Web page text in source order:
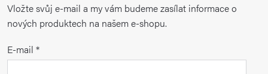
Vložte svůj e-mail a my vám budeme zasílat informace o
nových produktech na našem e-shopu.
E-mail